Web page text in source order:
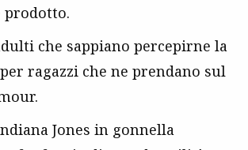
prodotto.
che sappiano percepirne la
ragazzi che ne prendano sul
Jones in gonnella